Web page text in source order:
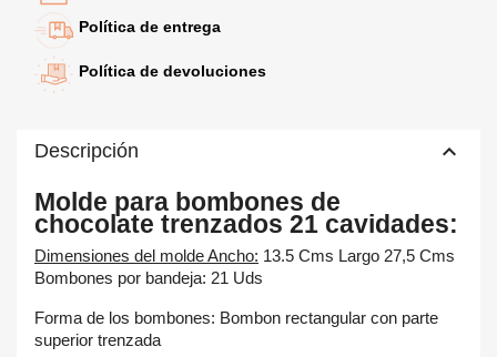
Política de entrega
Política de devoluciones
Descripción keyboard_arrow_up
Molde para bombones de
chocolate trenzados 21 cavidades:
Dimensiones del molde Ancho: 13.5 Cms Largo 27,5 Cms
Bombones por bandeja: 21 Uds
Forma de los bombones: Bombon rectangular con parte
superior trenzada